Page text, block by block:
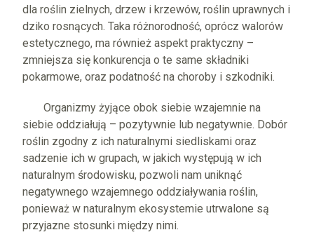
dla roślin zielnych, drzew i krzewów, roślin uprawnych i
dziko rosnących. Taka różnorodność, oprócz walorów
estetycznego, ma również aspekt praktyczny –
zmniejsza się konkurencja o te same składniki
pokarmowe, oraz podatność na choroby i szkodniki.
Organizmy żyjące obok siebie wzajemnie na
siebie oddziałują – pozytywnie lub negatywnie. Dobór
roślin zgodny z ich naturalnymi siedliskami oraz
sadzenie ich w grupach, w jakich występują w ich
naturalnym środowisku, pozwoli nam uniknąć
negatywnego wzajemnego oddziaływania roślin,
ponieważ w naturalnym ekosystemie utrwalone są
przyjazne stosunki między nimi.